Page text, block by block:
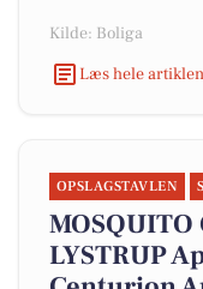
Kilde: Boliga
Læs hele
OPSLAGSTAVLEN
MOSQUITO
LYSTRUP